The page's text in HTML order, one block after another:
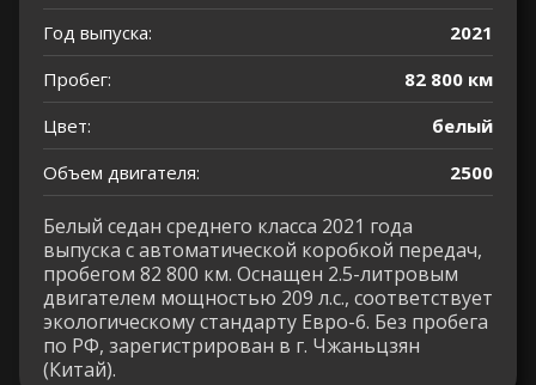
Год выпуска:
2021
Пробег:
82 800 км
Цвет:
белый
Объем двигателя:
2500
Белый седан среднего класса 2021 года
выпуска с автоматической коробкой передач,
пробегом 82 800 км. Оснащен 2.5-литровым
двигателем мощностью 209 л.с., соответствует
экологическому стандарту Евро-6. Без пробега
по РФ, зарегистрирован в г. Чжаньцзян
(Китай).